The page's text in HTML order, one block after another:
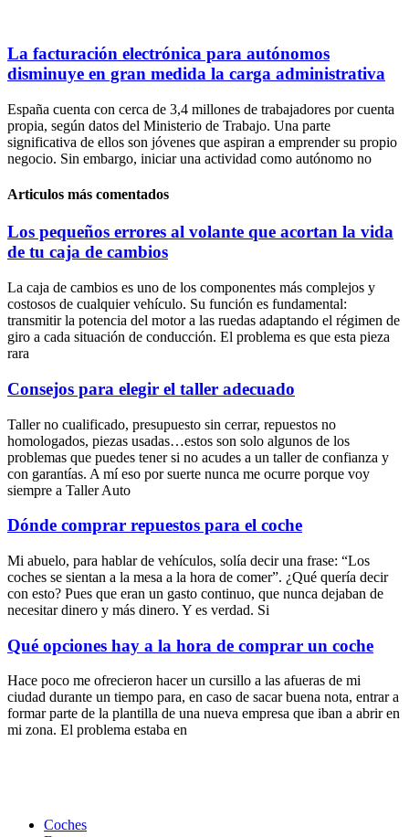
La facturación electrónica para autónomos
disminuye en gran medida la carga administrativa
España cuenta con cerca de 3,4 millones de trabajadores por cuenta
propia, según datos del Ministerio de Trabajo. Una parte
significativa de ellos son jóvenes que aspiran a emprender su propio
negocio. Sin embargo, iniciar una actividad como autónomo no
Articulos más comentados
Los pequeños errores al volante que acortan la vida
de tu caja de cambios
La caja de cambios es uno de los componentes más complejos y
costosos de cualquier vehículo. Su función es fundamental:
transmitir la potencia del motor a las ruedas adaptando el régimen de
giro a cada situación de conducción. El problema es que esta pieza
rara
Consejos para elegir el taller adecuado
Taller no cualificado, presupuesto sin cerrar, repuestos no
homologados, piezas usadas…estos son solo algunos de los
problemas que puedes tener si no acudes a un taller de confianza y
con garantías. A mí eso por suerte nunca me ocurre porque voy
siempre a Taller Auto
Dónde comprar repuestos para el coche
Mi abuelo, para hablar de vehículos, solía decir una frase: “Los
coches se sientan a la mesa a la hora de comer”. ¿Qué quería decir
con esto? Pues que eran un gasto continuo, que nunca dejaban de
necesitar dinero y más dinero. Y es verdad. Si
Qué opciones hay a la hora de comprar un coche
Hace poco me ofrecieron hacer un cursillo a las afueras de mi
ciudad durante un tiempo para, en caso de sacar buena nota, entrar a
formar parte de la plantilla de una nueva empresa que iban a abrir en
mi zona. El problema estaba en
Coches